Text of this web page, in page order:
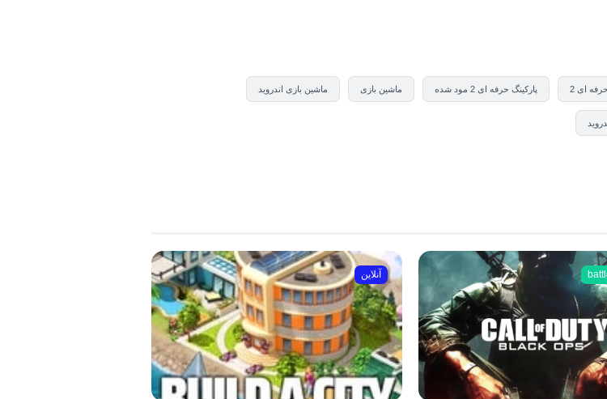
ای 2 پارکینگ حرفه ای 2 مود شده ماشین بازی ماشین بازی اندروید
آنلاین